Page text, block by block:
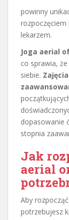
powinny
rozpoczęciem
lekarzem.
Joga aerial
co sprawia,
siebie.
dopasowanie
stopnia
Jak
aerial
Aby
potrzebujesz